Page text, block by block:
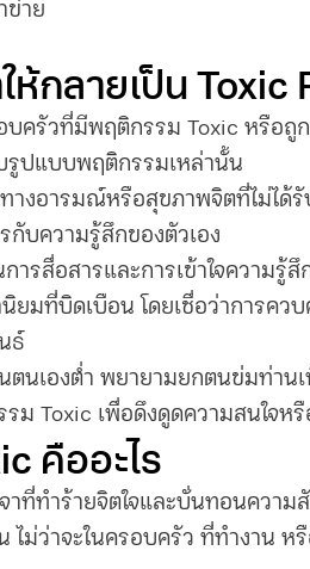
ข่าย
ห้กลายเป็น Toxic
อบครัวที่มีพฤติกรรม Toxic หรือ
รูปแบบพฤติกรรมเหล่านั้น
งอารมณ์หรือสุขภาพจิตที่ไม่ได้
รกับความรู้สึกของตัวเอง
ารสื่อสารและการเข้าใจความรู้
นิยมที่บิดเบือน โดยเชื่อว่าการค
ธ์
นตนเองต่ำ พยายามยกตนข่มท่าน
รม Toxic เพื่อดึงดูดความสนใจห
คืออะไร
าที่ทำร้ายจิตใจและบั่นทอนควา
ไม่ว่าจะในครอบครัว ที่ทำงาน หรื